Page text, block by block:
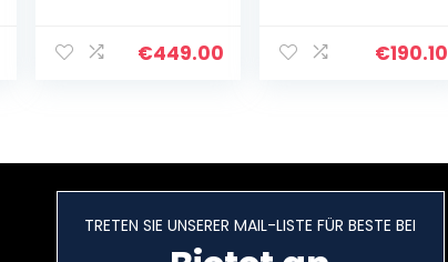
€449.00
Aktive ABS PA-
€190.10
TRETEN SIE UNSERER MAIL-LISTE FÜR BESTE BEI